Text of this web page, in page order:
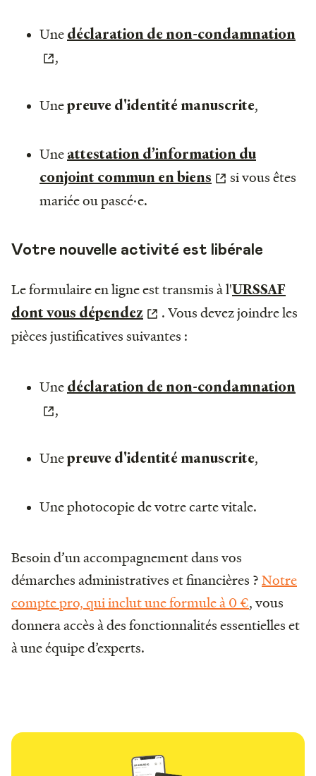
Une déclaration de non-condamnation
,
Unepreuve d'identité manuscrite,
Une attestation d’information du
conjoint commun en biens
si vous êtes
mariée ou pascé·e.
Votre nouvelle activité est libérale
Le formulaire en ligne est transmis à l'URSSAF
dont vous dépendez
. Vous devez joindre les
pièces justificatives suivantes :
Une déclaration de non-condamnation
,
Unepreuve d'identité manuscrite,
Une photocopie de votre carte vitale.
Besoin d’un accompagnement dans vos
démarches administratives et financières ?Notre
compte pro, qui inclut une formule à 0 €, vous
donnera accès à des fonctionnalités essentielles et
à une équipe d’experts.